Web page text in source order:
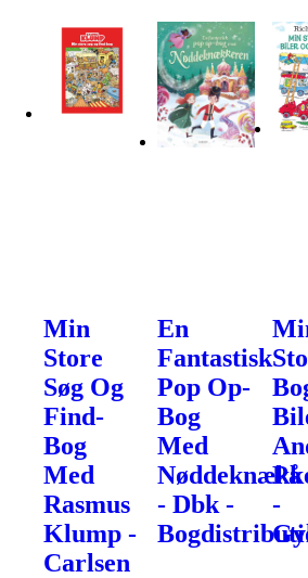
Min
Store
Søg Og
Find-
Bog
Med
Rasmus
Klump -
Carlsen
En
Fantastisk
Pop Op-
Bog
Med
- Dbk -
-